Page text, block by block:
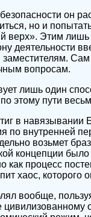
он
но и
верх». Этим
деятельности
вопросам.
лишь один
этому пути
в
по внутренней
возьмет
концепции
как процесс
хаос,
вообще,